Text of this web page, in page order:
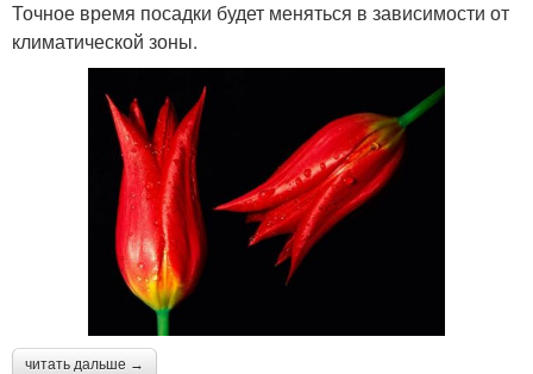
Точное время посадки будет меняться в зависимости от
климатической зоны.
читать дальше →